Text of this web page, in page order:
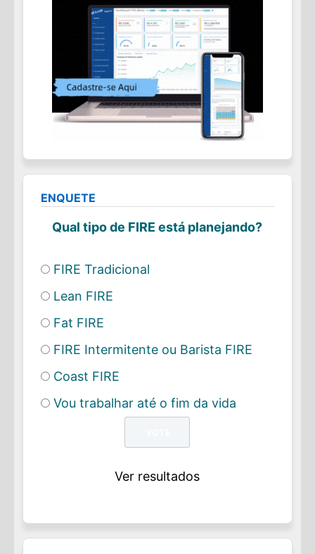
ENQUETE
Qual tipo de FIRE está planejando?
FIRE Tradicional
Lean FIRE
Fat FIRE
FIRE Intermitente ou Barista FIRE
Coast FIRE
Vou trabalhar até o fim da vida
Ver resultados